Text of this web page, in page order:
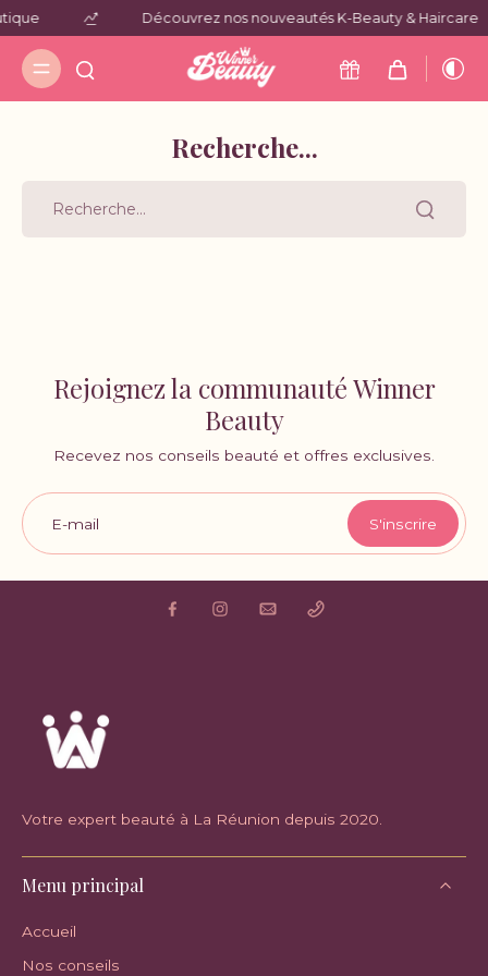
Découvrez nos nouveautés K-Beauty & Haircare
Recherche...
Rejoignez la communauté Winner
Beauty
Recevez nos conseils beauté et offres exclusives.
E-mail S'inscrire
Votre expert beauté à La Réunion depuis 2020.
Menu principal
Accueil
Nos conseils